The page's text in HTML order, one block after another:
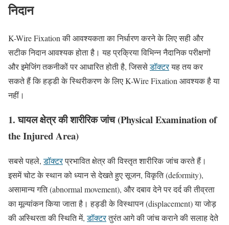
निदान
K-Wire Fixation की आवश्यकता का निर्धारण करने के लिए सही और
सटीक निदान आवश्यक होता है। यह प्रक्रिया विभिन्न नैदानिक परीक्षणों
और इमेजिंग तकनीकों पर आधारित होती है, जिससेडॉक्टरयह तय कर
सकते हैं कि हड्डी के स्थिरीकरण के लिए K-Wire Fixation आवश्यक है या
नहीं।
1. घायल क्षेत्र की शारीरिक जांच (Physical Examination of
the Injured Area)
सबसे पहले,डॉक्टरप्रभावित क्षेत्र की विस्तृत शारीरिक जांच करते हैं।
इसमें चोट के स्थान को ध्यान से देखते हुए सूजन, विकृति (deformity),
असामान्य गति (abnormal movement), और दबाव देने पर दर्द की तीव्रता
का मूल्यांकन किया जाता है। हड्डी के विस्थापन (displacement) या जोड़
की अस्थिरता की स्थिति में,डॉक्टरतुरंत आगे की जांच कराने की सलाह देते